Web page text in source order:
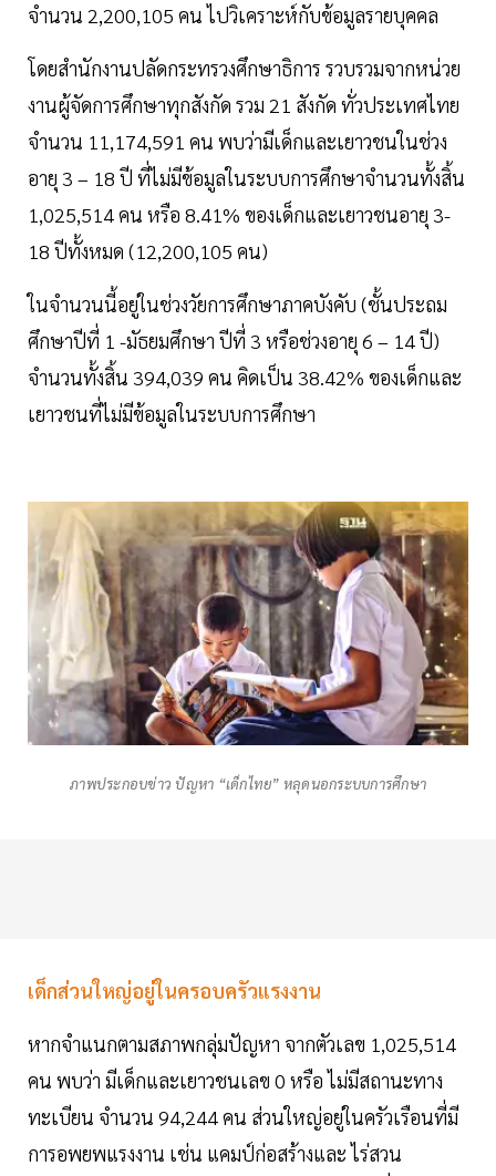
จำนวน 2,200,105 คน ไปวิเคราะห์กับข้อมูลรายบุคคล
โดยสำนักงานปลัดกระทรวงศึกษาธิการ รวบรวมจากหน่วย
งานผู้จัดการศึกษาทุกสังกัด รวม 21 สังกัด ทั่วประเทศไทย
จำนวน 11,174,591 คน พบว่ามีเด็กและเยาวชนในช่วง
อายุ 3 – 18 ปี ที่ไม่มีข้อมูลในระบบการศึกษาจำนวนทั้งสิ้น
1,025,514 คน หรือ 8.41% ของเด็กและเยาวชนอายุ 3-
18 ปีทั้งหมด (12,200,105 คน)
ในจำนวนนี้อยู่ในช่วงวัยการศึกษาภาคบังคับ (ชั้นประถม
ศึกษาปีที่ 1 -มัธยมศึกษา ปีที่ 3 หรือช่วงอายุ 6 – 14 ปี)
จำนวนทั้งสิ้น 394,039 คน คิดเป็น 38.42% ของเด็กและ
เยาวชนที่ไม่มีข้อมูลในระบบการศึกษา
ภาพประกอบข่าว ปัญหา “เด็กไทย” หลุดนอกระบบการศึกษา
เด็กส่วนใหญ่อยู่ในครอบครัวแรงงาน
หากจำแนกตามสภาพกลุ่มปัญหา จากตัวเลข 1,025,514
คน พบว่า มีเด็กและเยาวชนเลข 0 หรือ ไม่มีสถานะทาง
ทะเบียน จำนวน 94,244 คน ส่วนใหญ่อยู่ในครัวเรือนที่มี
การอพยพแรงงาน เช่น แคมป์ก่อสร้างและ ไร่สวน